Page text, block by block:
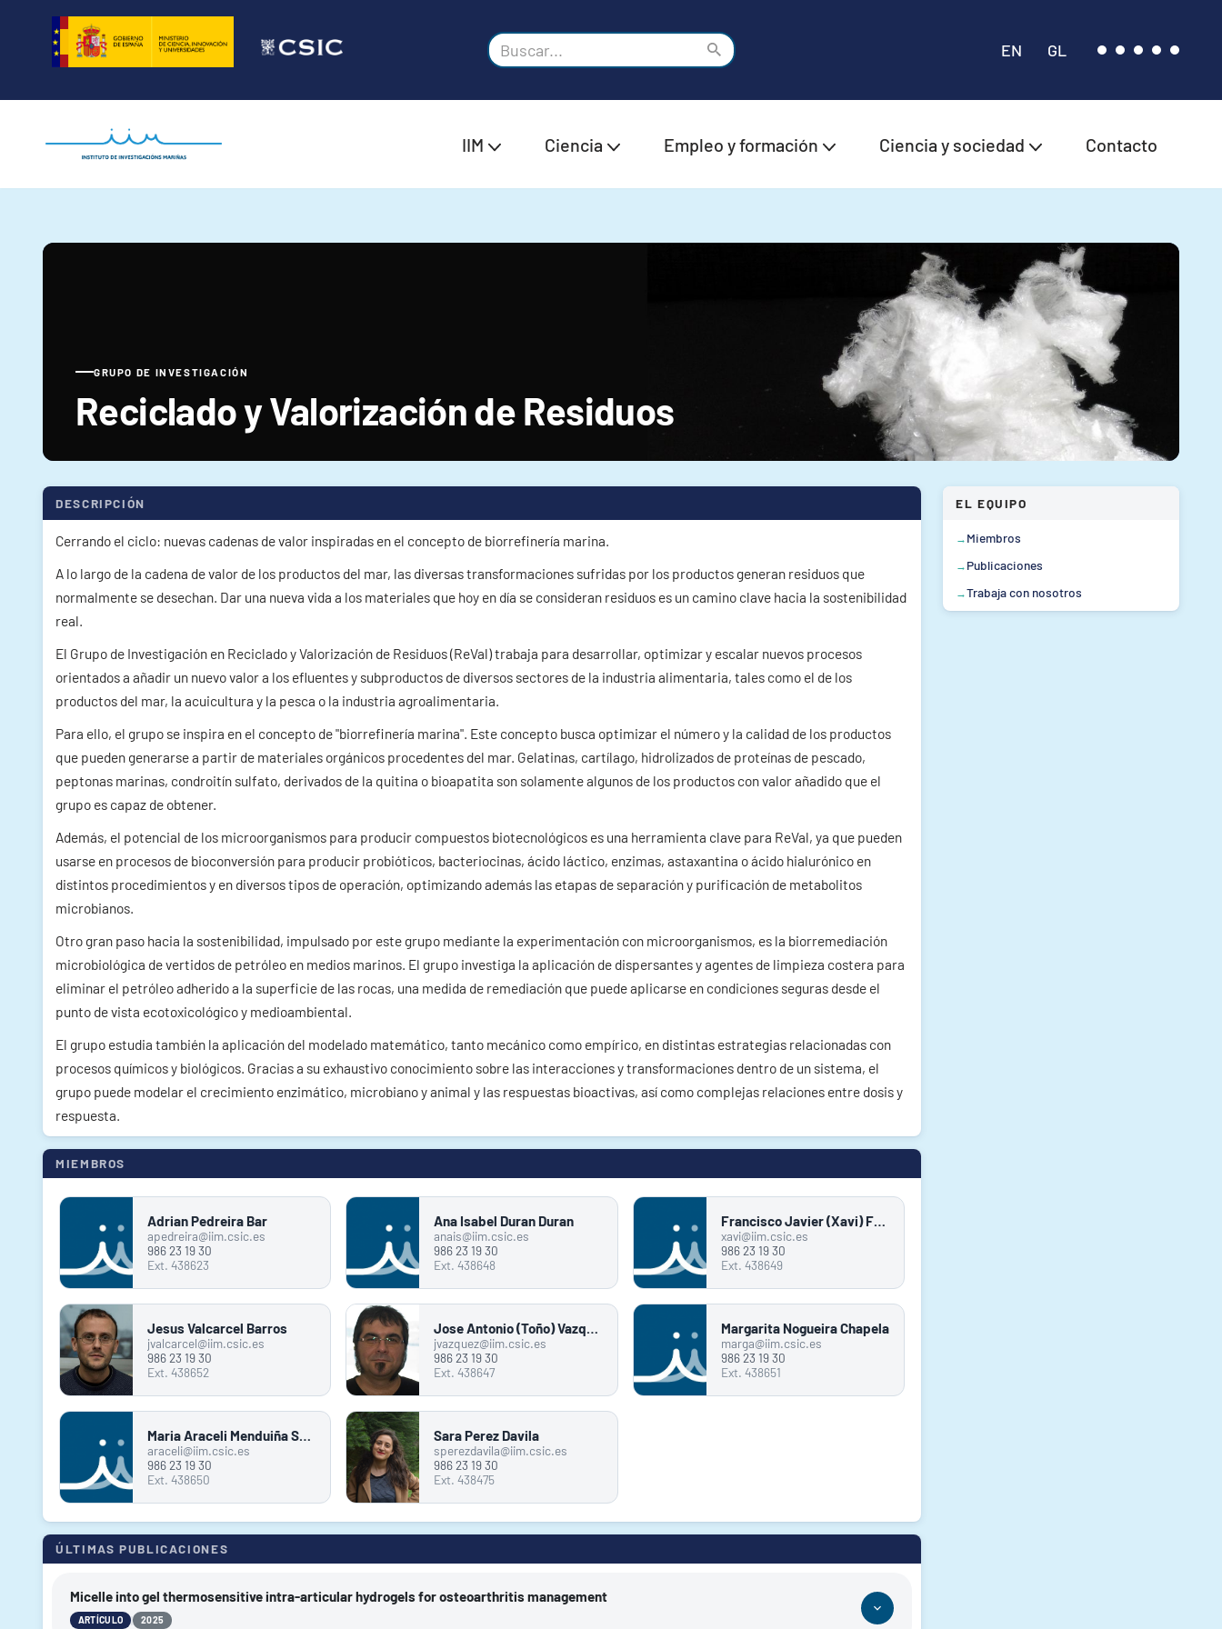
Saltar
contenido
EN GL
IIM Ciencia Empleo y formación Ciencia y sociedad Contacto
GRUPO DE INVESTIGACIÓN
Reciclado y Valorización de Residuos
DESCRIPCIÓN
Cerrando el ciclo: nuevas cadenas de valor inspiradas en el concepto de biorrefinería marina.
A lo largo de la cadena de valor de los productos del mar, las diversas transformaciones sufridas por los productos generan residuos que
normalmente se desechan. Dar una nueva vida a los materiales que hoy en día se consideran residuos es un camino clave hacia la sostenibilidad
real.
El Grupo de Investigación en Reciclado y Valorización de Residuos (ReVal) trabaja para desarrollar, optimizar y escalar nuevos procesos
orientados a añadir un nuevo valor a los efluentes y subproductos de diversos sectores de la industria alimentaria, tales como el de los
productos del mar, la acuicultura y la pesca o la industria agroalimentaria.
Para ello, el grupo se inspira en el concepto de "biorrefinería marina". Este concepto busca optimizar el número y la calidad de los productos
que pueden generarse a partir de materiales orgánicos procedentes del mar. Gelatinas, cartílago, hidrolizados de proteínas de pescado,
peptonas marinas, condroitín sulfato, derivados de la quitina o bioapatita son solamente algunos de los productos con valor añadido que el
grupo es capaz de obtener.
Además, el potencial de los microorganismos para producir compuestos biotecnológicos es una herramienta clave para ReVal, ya que pueden
usarse en procesos de bioconversión para producir probióticos, bacteriocinas, ácido láctico, enzimas, astaxantina o ácido hialurónico en
distintos procedimientos y en diversos tipos de operación, optimizando además las etapas de separación y purificación de metabolitos
microbianos.
Otro gran paso hacia la sostenibilidad, impulsado por este grupo mediante la experimentación con microorganismos, es la biorremediación
microbiológica de vertidos de petróleo en medios marinos. El grupo investiga la aplicación de dispersantes y agentes de limpieza costera para
eliminar el petróleo adherido a la superficie de las rocas, una medida de remediación que puede aplicarse en condiciones seguras desde el
punto de vista ecotoxicológico y medioambiental.
El grupo estudia también la aplicación del modelado matemático, tanto mecánico como empírico, en distintas estrategias relacionadas con
procesos químicos y biológicos. Gracias a su exhaustivo conocimiento sobre las interacciones y transformaciones dentro de un sistema, el
grupo puede modelar el crecimiento enzimático, microbiano y animal y las respuestas bioactivas, así como complejas relaciones entre dosis y
respuesta.
MIEMBROS
Adrian Pedreira Bar
apedreira@iim.csic.es
986 23 19 30
Ext. 438623
Ana Isabel Duran Duran
anais@iim.csic.es
986 23 19 30
Ext. 438648
Francisco Javier (Xavi) Fraguas Cadavid
xavi@iim.csic.es
986 23 19 30
Ext. 438649
Jesus Valcarcel Barros
jvalcarcel@iim.csic.es
986 23 19 30
Ext. 438652
Jose Antonio (Toño) Vazquez Alvarez
jvazquez@iim.csic.es
986 23 19 30
Ext. 438647
Margarita Nogueira Chapela
marga@iim.csic.es
986 23 19 30
Ext. 438651
Maria Araceli Menduiña Santome
araceli@iim.csic.es
986 23 19 30
Ext. 438650
Sara Perez Davila
sperezdavila@iim.csic.es
986 23 19 30
Ext. 438475
ÚLTIMAS PUBLICACIONES
Micelle into gel thermosensitive intra-articular hydrogels for osteoarthritis management
ARTÍCULO | 2025
EL EQUIPO
Miembros
Publicaciones
Trabaja con nosotros